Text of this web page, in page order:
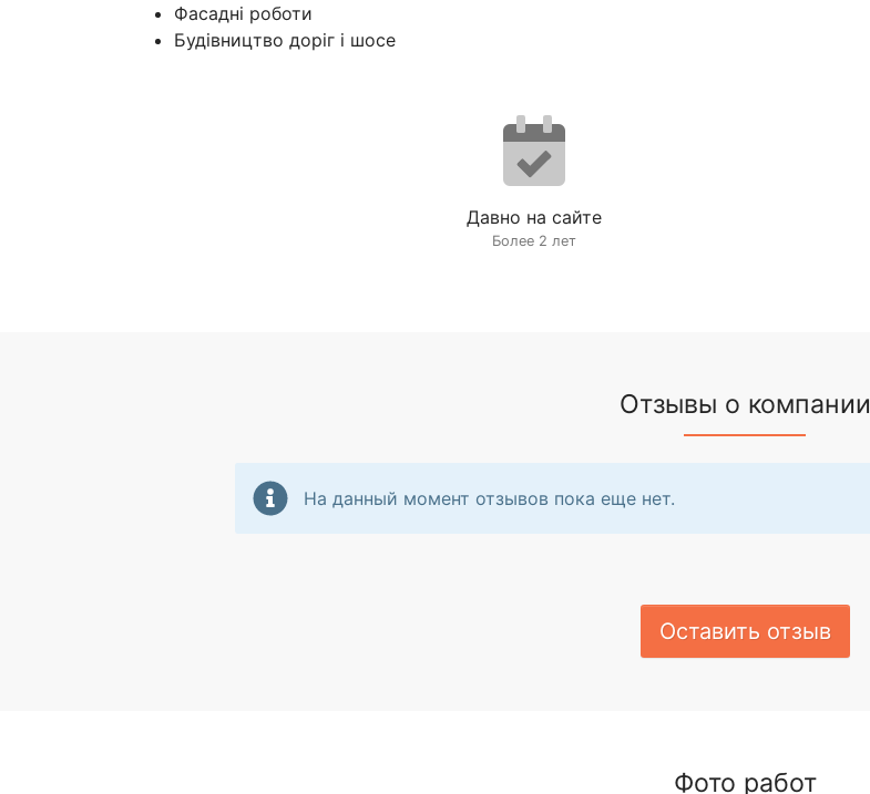
Фасадні роботи
Будівництво доріг і шосе
Давно на сайте
Более 2 лет
Отзывы о компании
На данный момент отзывов пока еще нет.
Оставить отзыв
Фото работ